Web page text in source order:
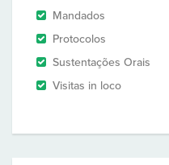
Mandados
Protocolos
Sustentações Orais
Visitas in loco